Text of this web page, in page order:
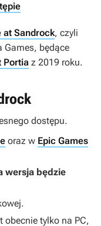
at Sandrock, czyli
Games, będące
Portia z 2019 roku.
dostępu.
oraz w Epic Games
wersja będzie
obecnie tylko na PC,